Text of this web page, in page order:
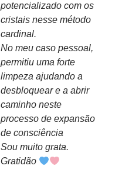
potencializado com os
cristais nesse método
cardinal.
No meu caso pessoal,
permitiu uma forte
limpeza ajudando a
desbloquear e a abrir
caminho neste
processo de expansão
de consciência
Sou muito grata.
Gratidão